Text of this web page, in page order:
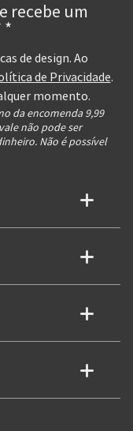
recebe um
*
de design. Ao
de Privacidade.
momento.
da encomenda 9,99
não pode ser
Não é possível